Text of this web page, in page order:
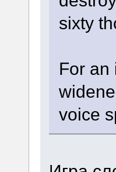
sixty
For an
voice